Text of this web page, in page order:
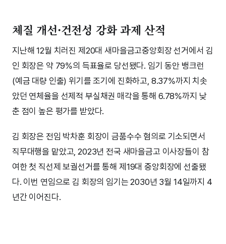
체질 개선·건전성 강화 과제 산적
지난해 12월 치러진 제20대 새마을금고중앙회장 선거에서 김
인 회장은 약 79%의 득표율로 당선됐다. 임기 동안 뱅크런
(예금 대량 인출) 위기를 조기에 진화하고, 8.37%까지 치솟
았던 연체율을 선제적 부실채권 매각을 통해 6.78%까지 낮
춘 점이 높은 평가를 받았다.
김 회장은 전임 박차훈 회장이 금품수수 혐의로 기소되면서
직무대행을 맡았고, 2023년 전국 새마을금고 이사장들이 참
여한 첫 직선제 보궐선거를 통해 제19대 중앙회장에 선출됐
다. 이번 연임으로 김 회장의 임기는 2030년 3월 14일까지 4
년간 이어진다.